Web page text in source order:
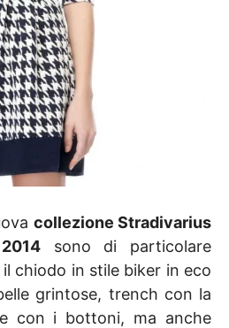
collezione Stradivarius
sono di particolare
chiodo in stile biker in eco
grintose, trench con la
con i bottoni, ma anche